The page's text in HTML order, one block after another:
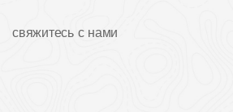
свяжитесь с нами